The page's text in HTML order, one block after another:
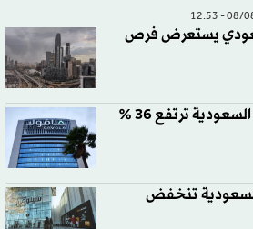
يستعرض فرص
أرباح «مجموعة صافولا» السعودية ترتفع 36 %
تنخفض